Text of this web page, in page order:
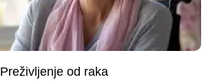
Preživljenje od raka